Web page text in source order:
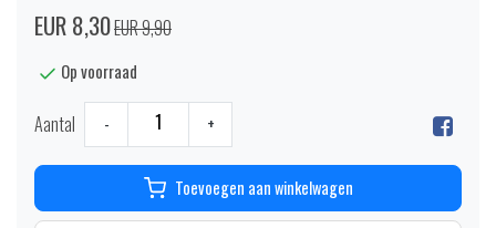
EUR 8,30EUR 9,90
Op voorraad
Aantal - +
Toevoegen aan winkelwagen